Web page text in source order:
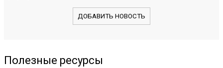
ДОБАВИТЬ НОВОСТЬ
Полезные ресурсы